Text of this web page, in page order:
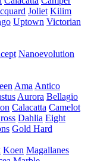
Joliet Kilim
Uptown Victorian
Nanoevolution
Ama Antico
Aurora Bellagio
Calacatta Camelot
Dahlia Eight
Gold Hard
Koen Magallanes